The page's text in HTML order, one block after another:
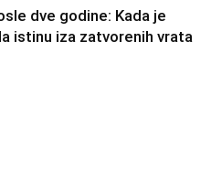
dve godine: Kada je
istinu iza zatvorenih vrata